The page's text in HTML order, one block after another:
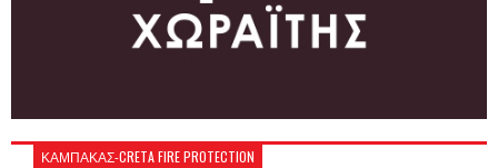
ΚΑΜΠΑΚΑΣ-CRETA FIRE PROTECTION